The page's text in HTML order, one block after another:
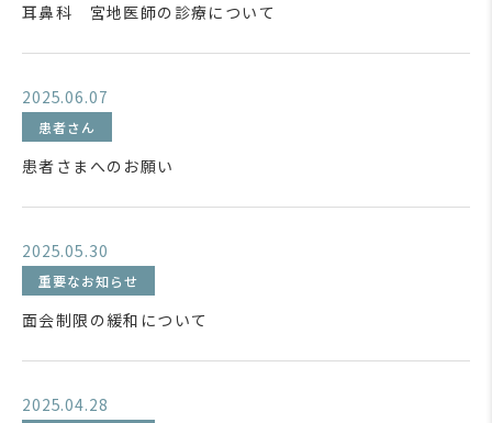
耳鼻科 宮地医師の診療について
2025.06.07
患者さん
患者さまへのお願い
2025.05.30
重要なお知らせ
面会制限の緩和について
2025.04.28